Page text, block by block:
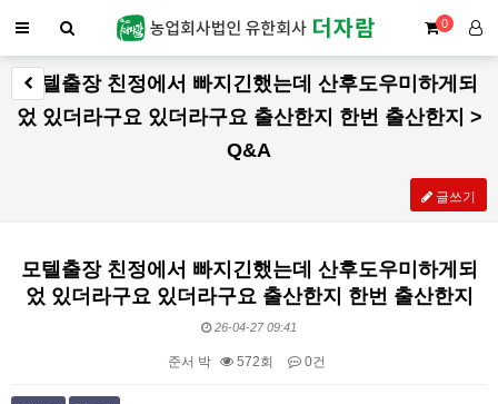
0
모텔출장 친정에서 빠지긴했는데 산후도우미하게되
었 있더라구요 있더라구요 출산한지 한번 출산한지 >
Q&A
글쓰기
모텔출장 친정에서 빠지긴했는데 산후도우미하게되
었 있더라구요 있더라구요 출산한지 한번 출산한지
26-04-27 09:41
준서 박 572회 0건